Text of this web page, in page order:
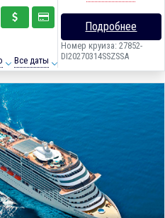
Все даты
Подробнее
Номер круиза: 27852-
DI20270314SSZSSA